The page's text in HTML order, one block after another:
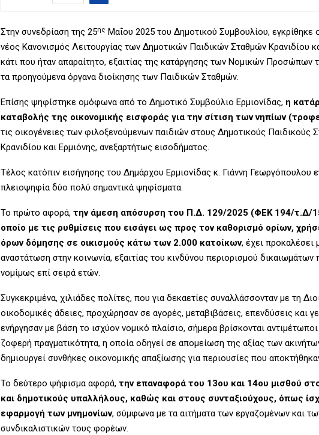
Στην συνεδρίαση της 25ης Μαΐου 2025 του Δημοτικού Συμβουλίου,
νέος Κανονισμός Λειτουργίας των Δημοτικών Παιδικών Σταθμών Κρανιδίου
κάτι που ήταν απαραίτητο, εξαιτίας της κατάργησης των Νομικών Προσώπων
τα προηγούμενα όργανα διοίκησης των Παιδικών Σταθμών.
Επίσης ψηφίστηκε ομόφωνα από το Δημοτικό Συμβούλιο Ερμιονίδας, η
καταβολής της οικονομικής εισφοράς για την σίτιση των νηπίων
τις οικογένειες των φιλοξενούμενων παιδιών στους Δημοτικούς Παιδικούς
Κρανιδίου και Ερμιόνης, ανεξαρτήτως εισοδήματος.
Τέλος κατόπιν εισήγησης του Δημάρχου Ερμιονίδας κ. Γιάννη Γεωργόπουλου
πλειοψηφία δύο πολύ σημαντικά ψηφίσματα.
Το πρώτο αφορά, την άμεση απόσυρση του Π.Δ. 129/2025 (ΦΕΚ 194/τ.Δ/
οποίο με τις ρυθμίσεις που εισάγει ως προς τον καθορισμό ορίων,
όρων δόμησης σε οικισμούς κάτω των 2.000 κατοίκων, έχει προκαλέσει
αναστάτωση στην κοινωνία, εξαιτίας του κινδύνου περιορισμού δικαιωμάτων
νομίμως επί σειρά ετών.
Συγκεκριμένα, χιλιάδες πολίτες, που για δεκαετίες συναλλάσσονταν με τη
οικοδομικές άδειες, προχώρησαν σε αγορές, μεταβιβάσεις, επενδύσεις και
ενήργησαν με βάση το ισχύον νομικό πλαίσιο, σήμερα βρίσκονται
ζοφερή πραγματικότητα, η οποία οδηγεί σε απομείωση της αξίας των
δημιουργεί συνθήκες οικονομικής απαξίωσης για περιουσίες που
Το δεύτερο ψήφισμα αφορά, την επαναφορά του 13ου και 14ου μισθού
και δημοτικούς υπαλλήλους, καθώς και στους συνταξιούχους, όπως
εφαρμογή των μνημονίων, σύμφωνα με τα αιτήματα των εργαζομένων και
συνδικαλιστικών τους φορέων.